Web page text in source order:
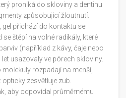
proniká do skloviny a dentinu
způsobující žloutnutí.
gel přichází do kontaktu se
štěpí na volné radikály, které
(například z kávy, čaje nebo
let usazovaly ve pórech skloviny.
rozpadají na menší,
zesvětluje zub.
aby odpovídal průměrnému